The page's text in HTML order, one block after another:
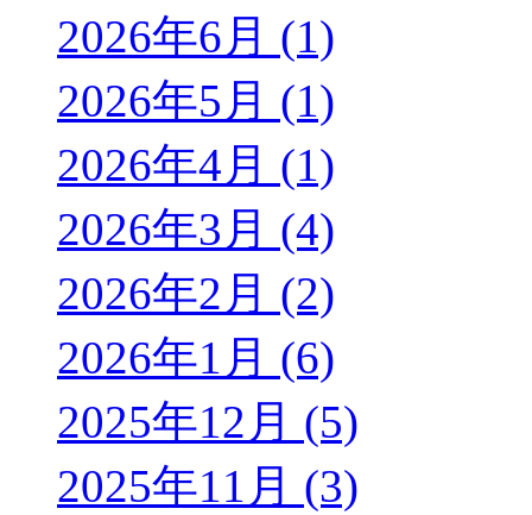
2026年6月 (1)
2026年5月 (1)
2026年4月 (1)
2026年3月 (4)
2026年2月 (2)
2026年1月 (6)
2025年12月 (5)
2025年11月 (3)